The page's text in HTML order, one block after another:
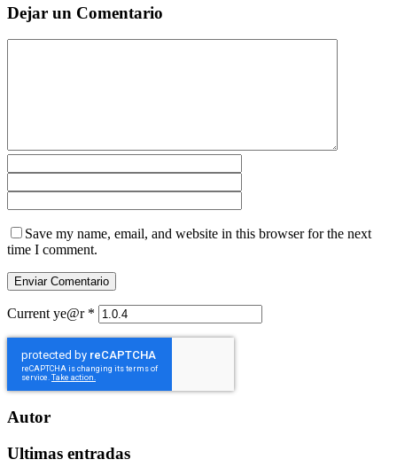
Dejar un Comentario
Save my name, email, and website in this browser for the next
time I comment.
Current ye@r *
Autor
Ultimas entradas